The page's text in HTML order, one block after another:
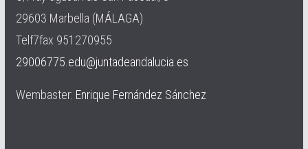
29603 Marbella (MÁLAGA)
Telf7fax 951270955
29006775.edu@juntadeandalucia.es
Wembaster: Enrique Fernández Sánchez